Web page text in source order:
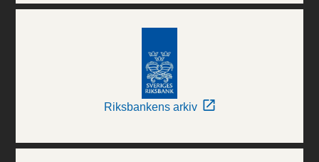
Riksbankens arkiv